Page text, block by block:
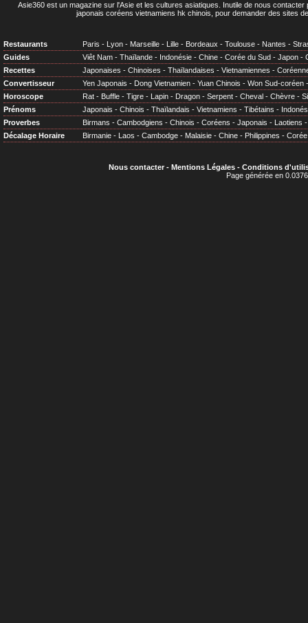
Asie360 est un magazine sur l'Asie et les cultures asiatiques . Inutile de nous
japonais coréens vietnamiens hk chinois, pour demander des sites
Restaurants Paris - Lyon - Marseille - Lille - Bordeaux - Toulouse - Nantes -
Guides
Viêt Nam - Thaïlande - Indonésie - Chine - Corée du Sud - Japon -
Recettes
Japonaises - Chinoises - Thaïlandaises - Vietnamiennes -
Convertisseur
Yen Japonais - Dong Vietnamien - Yuan Chinois - Won Sud-coréen
Horoscope
Rat - Buffle - Tigre - Lapin - Dragon - Serpent - Cheval - Chèvre -
Prénoms
Japonais - Chinois - Thaïlandais - Vietnamiens - Tibétains -
Proverbes
Birmans - Cambodgiens - Chinois - Coréens - Japonais - Laotiens
Décalage Horaire
Birmanie - Laos - Cambodge - Malaisie - Chine - Philippines - Corée
Nous contacter- Mentions Légales- Conditions
Page générée en